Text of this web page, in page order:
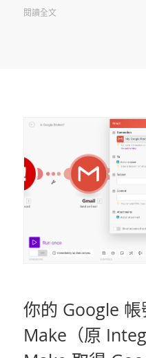
閱讀全文
你的 Google
Make（原